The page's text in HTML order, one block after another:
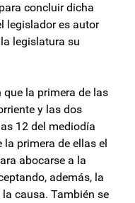
concluir dicha
legislador es autor
legislatura su
la primera de las
y las dos
12 del mediodía
primera de ellas el
abocarse a la
además, la
causa. También se